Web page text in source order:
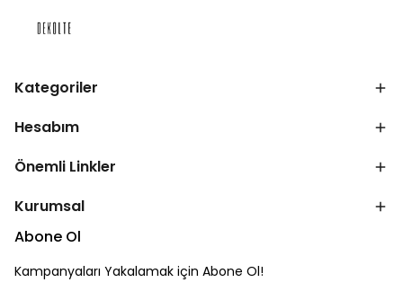
Kategoriler
Hesabım
Önemli Linkler
Kurumsal
Abone Ol
Kampanyaları Yakalamak için Abone Ol!